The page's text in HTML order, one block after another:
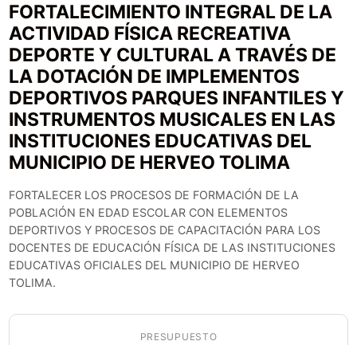
FORTALECIMIENTO INTEGRAL DE LA
ACTIVIDAD FÍSICA RECREATIVA
DEPORTE Y CULTURAL A TRAVÉS DE
LA DOTACIÓN DE IMPLEMENTOS
DEPORTIVOS PARQUES INFANTILES Y
INSTRUMENTOS MUSICALES EN LAS
INSTITUCIONES EDUCATIVAS DEL
MUNICIPIO DE HERVEO TOLIMA
FORTALECER LOS PROCESOS DE FORMACIÓN DE LA
POBLACIÓN EN EDAD ESCOLAR CON ELEMENTOS
DEPORTIVOS Y PROCESOS DE CAPACITACIÓN PARA LOS
DOCENTES DE EDUCACIÓN FÍSICA DE LAS INSTITUCIONES
EDUCATIVAS OFICIALES DEL MUNICIPIO DE HERVEO
TOLIMA.
PRESUPUESTO